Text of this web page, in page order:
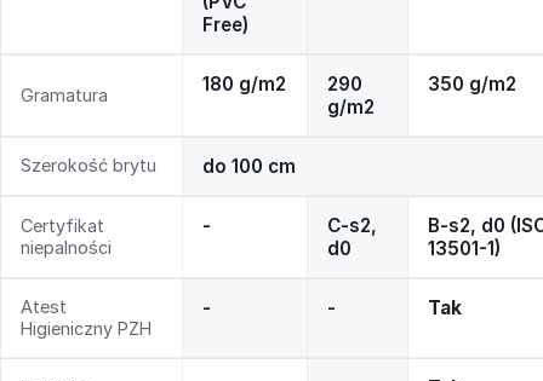
Free)
Gramatura 180 g/m2
290
g/m2
350 g/m2
Szerokość brytu do 100 cm
Certyfikat
niepalności
-
C-s2,
d0
B-s2, d0
13501-1)
Atest
Higieniczny PZH
- - Tak